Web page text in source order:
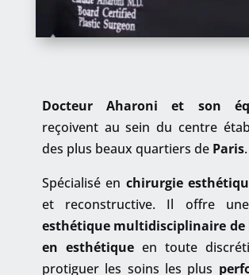
Docteur Aharoni et son
reçoivent au sein du centre é
des plus beaux quartiers deParis.
Spécialisé en chirurgie
et reconstructive. Il offre
esthétique multidisciplinaire de
en esthétique en toute
protiguer les soins les plus